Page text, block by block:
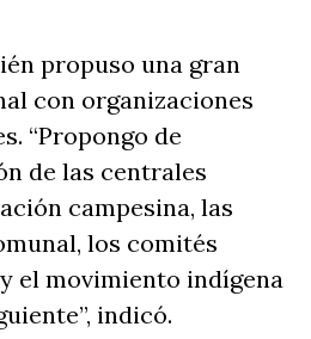
propuso una gran
con organizaciones
“Propongo de
de las centrales
campesina, las
los comités
el movimiento indígena
indicó.